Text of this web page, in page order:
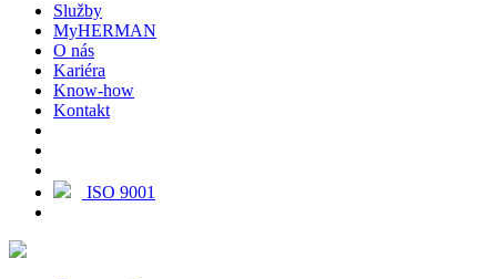
Služby
MyHERMAN
O nás
Kariéra
Know-how
Kontakt
ISO 9001